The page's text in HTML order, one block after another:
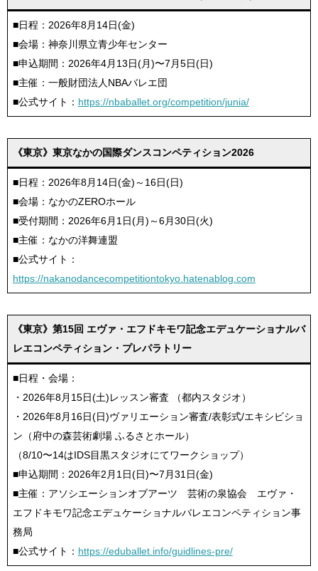
■日程：2026年8月14日(金)
■会場：神奈川県立青少年センター
■申込期間：2026年4月13日(月)〜7月5日(日)
■主催：一般財団法人NBAバレエ団
■公式サイト： https://nbaballet.org/competition/junia/
《東京》東京なかの国際ダンスコンペティション2026
■日程：2026年8月14日(金)～16日(日)
■会場：なかのZEROホール
■受付期間：2026年6月1日(月)～6月30日(火)
■主催：なかの洋舞連盟
■公式サイト：
https://nakanodancecompetitiontokyo.hatenablog.com
《東京》第15回 エヴァ・エフドキモワ記念エデュケーショナルバ
レエコンペティション・プレパラトリー
■日程・会場：
・2026年8月15日(土)レッスン審査 （都内スタジオ）
・2026年8月16日(日)ヴァリエーション審査/表彰式/エキシビショ
ン（府中の森芸術劇場 ふるさとホール）
（8/10〜14はIDS目黒スタジオにてワークショップ）
■申込期間：2026年2月1日(日)〜7月31日(金)
■主催：アソシエーションオブアーツ 芸術の泉協会 エヴァ・
エフドキモワ記念エデュケーショナルバレエコンペティション事
務局
■公式サイト： https://eduballet.info/guidlines-pre/